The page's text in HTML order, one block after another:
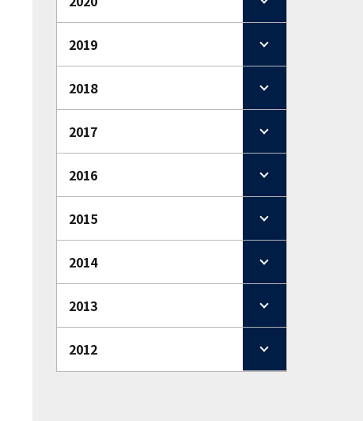
2019
2018
2017
2016
2015
2014
2013
2012